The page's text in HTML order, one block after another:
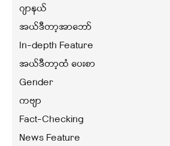
ဂျာနယ်
အယ်ဒီတာ့အာဘော်
In-depth Feature
အယ်ဒီတာ့ထံ ပေးစာ
Gender
ကဗျာ
Fact-Checking
News Feature